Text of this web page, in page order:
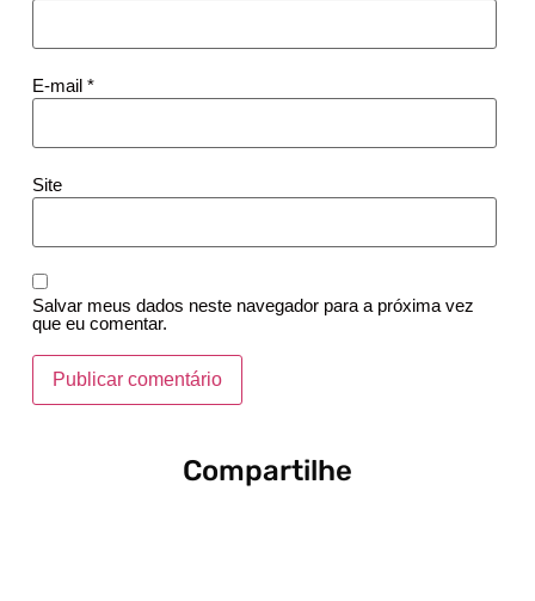
E-mail *
Site
Salvar meus dados neste navegador para a próxima vez
que eu comentar.
Compartilhe